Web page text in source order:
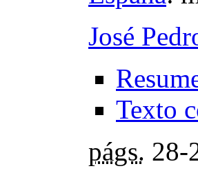
José
Texto
págs. 28-